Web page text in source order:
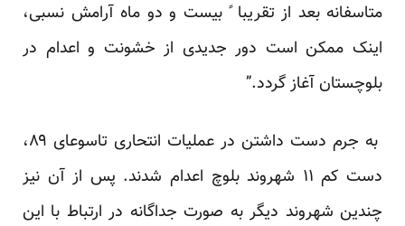
متاسفانه بعد از تقریبا ً بیست و دو ماه آرامش نسبی،
اینک ممکن است دور جدیدی از خشونت و اعدام در
بلوچستان آغاز گردد.”
به جرم دست داشتن در عملیات انتحاری تاسوعای ۸۹،
دست کم ۱۱ شهروند بلوچ اعدام شدند. پس از آن نیز
چندین شهروند دیگر به صورت جداگانه در ارتباط با این